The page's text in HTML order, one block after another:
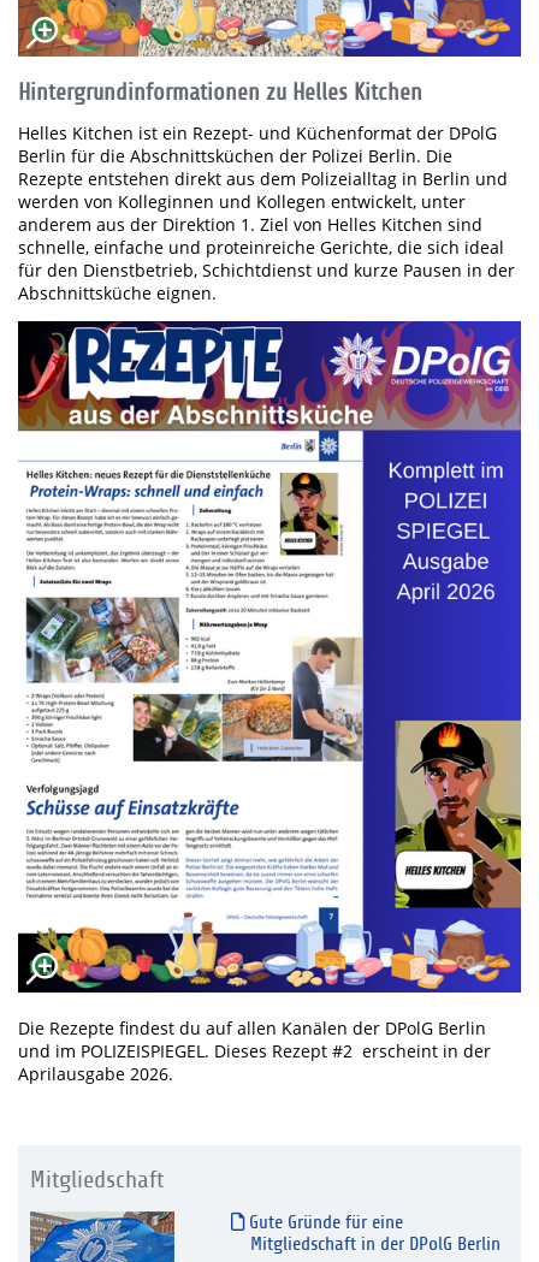
Hintergrundinformationen zu Helles Kitchen
Helles Kitchen ist ein Rezept- und Küchenformat der DPolG
Berlin für die Abschnittsküchen der Polizei Berlin. Die
Rezepte entstehen direkt aus dem Polizeialltag in Berlin und
werden von Kolleginnen und Kollegen entwickelt, unter
anderem aus der Direktion 1. Ziel von Helles Kitchen sind
schnelle, einfache und proteinreiche Gerichte, die sich ideal
für den Dienstbetrieb, Schichtdienst und kurze Pausen in der
Abschnittsküche eignen.
Die Rezepte findest du auf allen Kanälen der DPolG Berlin
und im POLIZEISPIEGEL. Dieses Rezept #2 erscheint in der
Aprilausgabe 2026.
Mitgliedschaft
Gute Gründe für eine
Mitgliedschaft in der DPolG Berlin